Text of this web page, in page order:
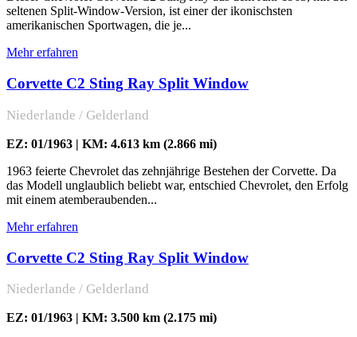
seltenen Split-Window-Version, ist einer der ikonischsten
amerikanischen Sportwagen, die je...
Mehr erfahren
Corvette C2 Sting Ray Split Window
Niederlande / Gelderland
EZ: 01/1963 | KM: 4.613 km (2.866 mi)
1963 feierte Chevrolet das zehnjährige Bestehen der Corvette. Da
das Modell unglaublich beliebt war, entschied Chevrolet, den Erfolg
mit einem atemberaubenden...
Mehr erfahren
Corvette C2 Sting Ray Split Window
Niederlande / Gelderland
EZ: 01/1963 | KM: 3.500 km (2.175 mi)